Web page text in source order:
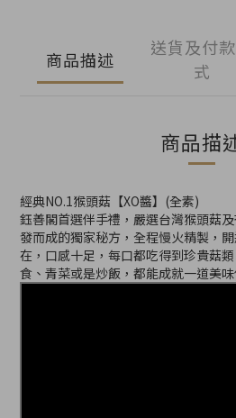
商品描述
送貨及付
式
商品描
經典NO.1猴頭菇【XO醬】(全素)
鈺善閣首選伴手禮，嚴選台灣猴頭菇
發而成的獨家秘方，全程慢火精製，
在，口感十足，每口都吃得到珍貴菇
食、青菜或是炒飯，都能成就一道美味